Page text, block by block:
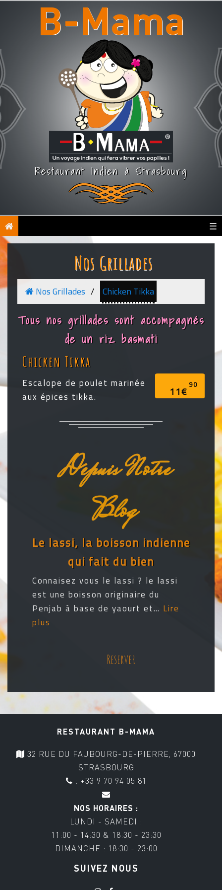
B-Mama
Restaurant Indien à Strasbourg
☰
Nos Grillades
Nos Grillades Chicken Tikka
Tous nos grillades sont accompagnés
de un riz basmati
Chicken Tikka
11€90
Escalope de poulet marinée
aux épices tikka.
Depuis Notre
Blog
Le lassi, la boisson indienne
qui fait du bien
Connaisez vous le lassi ? le lassi
est une boisson originaire du
Penjab à base de yaourt et… Lire
plus
Reserver
RESTAURANT B-MAMA
32 RUE DU FAUBOURG-DE-PIERRE, 67000
STRASBOURG
: +33 9 70 94 05 81
NOS HORAIRES :
LUNDI - SAMEDI :
11:00 - 14:30 & 18:30 - 23:30
DIMANCHE : 18:30 - 23:00
SUIVEZ NOUS